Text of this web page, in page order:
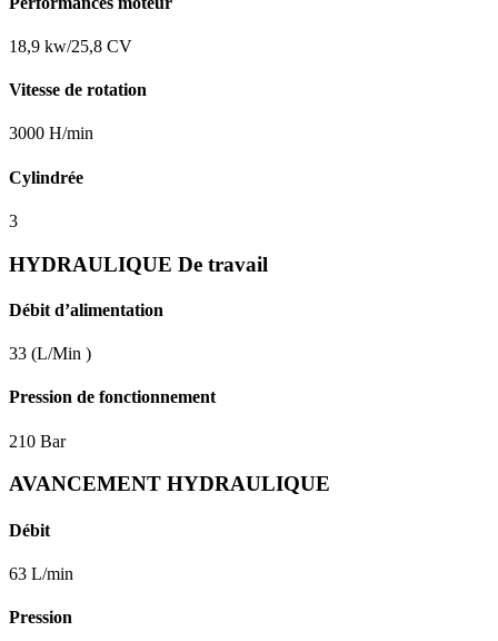
18,9 kw/25,8 CV
Vitesse de rotation
3000 H/min
Cylindrée
3
HYDRAULIQUE De travail
Débit d’alimentation
33 (L/Min )
Pression de fonctionnement
210 Bar
AVANCEMENT HYDRAULIQUE
Débit
63 L/min
Pression